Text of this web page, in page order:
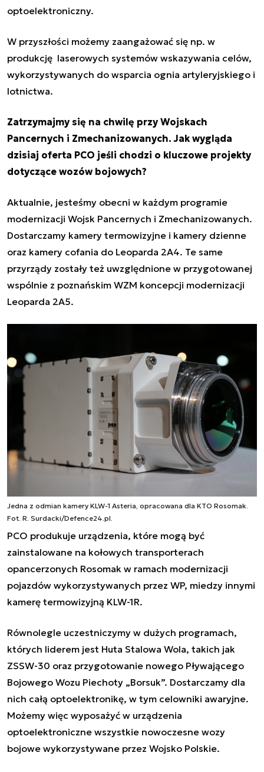
optoelektroniczny.
W przyszłości możemy zaangażować się np. w
produkcję laserowych systemów wskazywania celów,
wykorzystywanych do wsparcia ognia artyleryjskiego i
lotnictwa.
Zatrzymajmy się na chwilę przy Wojskach
Pancernych i Zmechanizowanych. Jak wygląda
dzisiaj oferta PCO jeśli chodzi o kluczowe projekty
dotyczące wozów bojowych?
Aktualnie, jesteśmy obecni w każdym programie
modernizacji Wojsk Pancernych i Zmechanizowanych.
Dostarczamy kamery termowizyjne i kamery dzienne
oraz kamery cofania do Leoparda 2A4. Te same
przyrządy zostały też uwzględnione w przygotowanej
wspólnie z poznańskim WZM koncepcji modernizacji
Leoparda 2A5.
Jedna z odmian kamery KLW-1 Asteria, opracowana dla KTO Rosomak.
Fot. R. Surdacki/Defence24.pl.
PCO produkuje urządzenia, które mogą być
zainstalowane na kołowych transporterach
opancerzonych Rosomak w ramach modernizacji
pojazdów wykorzystywanych przez WP, miedzy innymi
kamerę termowizyjną KLW-1R.
Równolegle uczestniczymy w dużych programach,
których liderem jest Huta Stalowa Wola, takich jak
ZSSW-30 oraz przygotowanie nowego Pływającego
Bojowego Wozu Piechoty „Borsuk”. Dostarczamy dla
nich całą optoelektronikę, w tym celowniki awaryjne.
Możemy więc wyposażyć w urządzenia
optoelektroniczne wszystkie nowoczesne wozy
bojowe wykorzystywane przez Wojsko Polskie.